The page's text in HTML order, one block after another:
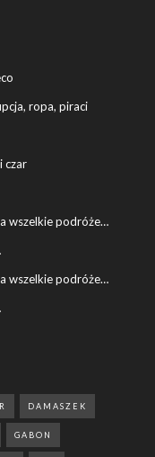
ropa, piraci
czar
wszelkie podróże…
wszelkie podróże…
DAMASZEK
GABON